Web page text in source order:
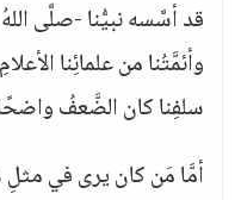
قد أسَّسه نبيُّنا -صلَّى
وأئمَّتُنا من علمائِنا
سلفِنا كان الضَّعفُ واضحًا
أمَّا مَن كان يرى في مثلِ